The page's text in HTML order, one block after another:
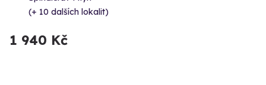
(+ 10 dalších lokalit)
1 940 Kč